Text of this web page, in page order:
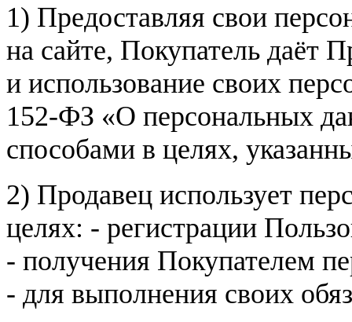
1) Предоставляя свои
на сайте, Покупатель даёт
и использование своих
152-ФЗ «О персональных
способами в целях,
2) Продавец использует
целях: - регистрации
- получения Покупателем
- для выполнения своих